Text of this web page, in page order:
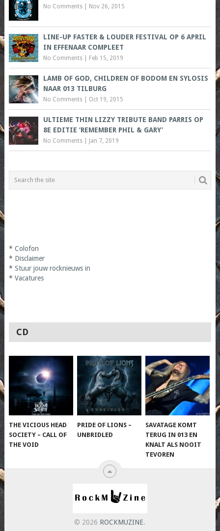
No Comments| Nov 26, 2015
LINE-UP FASTER & LOUDER FESTIVAL OP 6 APRIL
IN EFFENAAR COMPLEET
No Comments| Feb 15, 2019
LAMB OF GOD, CHILDREN OF BODOM EN SYLOSIS
NAAR 013 TILBURG
No Comments| Oct 19, 2015
ULTIEME THIN LIZZY TRIBUTE BAND PARRIS OP
8E EDITIE ‘REMEMBER PHIL & GARY’
No Comments| Jan 7, 2019
* Colofon
* Disclaimer
* Stuur jouw rocknieuws in
* Vacatures
CD
THE VICIOUS HEAD
SOCIETY – CALL OF
THE VOID
PRIDE OF LIONS –
UNBRIDLED
SAVATAGE KOMT
TERUG IN 013 EN
KNALT ALS NOOIT
TEVOREN
© 2026 ROCKMUZINE.